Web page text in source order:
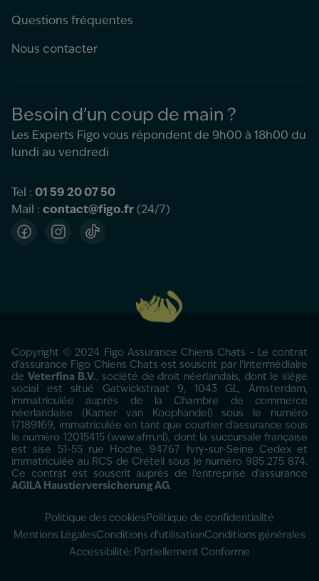
Questions fréquentes
Nous contacter
Besoin d’un coup de main ?
Les Experts Figo vous répondent de 9h00 à 18h00 du
lundi au vendredi
Tel : 01 59 20 07 50
Mail : contact@figo.fr (24/7)
FacebookInstagramTikTok
Copyright © 2024 Figo Assurance Chiens Chats - Le contrat
d'assurance Figo Chiens Chats est souscrit par l’intermédiaire
de Veterfina B.V., société de droit néerlandais, dont le siège
social est situé Gatwickstraat 9, 1043 GL, Amsterdam,
immatriculée auprès de la Chambre de commerce
néerlandaise (Kamer van Koophandel) sous le numéro
17189169, immatriculée en tant que courtier d’assurance sous
le numéro 12015415 (www.afm.nl), dont la succursale française
est sise 51-55 rue Hoche, 94767 Ivry-sur-Seine Cedex et
immatriculée au RCS de Créteil sous le numéro 985 275 874.
Ce contrat est souscrit auprès de l’entreprise d’assurance
AGILA Haustierversicherung AG.
Politique des cookiesPolitique de confidentialité
Mentions LégalesConditions d’utilisationConditions générales
Accessibilité: Partiellement Conforme